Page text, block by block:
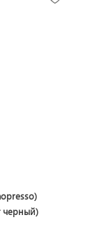
черный)